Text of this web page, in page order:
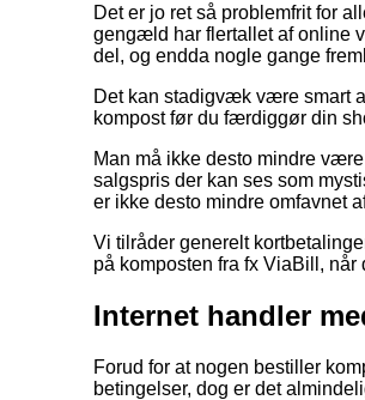
Det er jo ret så problemfrit for
gengæld har flertallet af online
del, og endda nogle gange
Det kan stadigvæk være smart
kompost før du færdiggør din
Man må ikke desto mindre
salgspris der kan ses som
er ikke desto mindre omfavnet
Vi tilråder generelt
på komposten fra fx ViaBill,
Internet handler
Forud for at nogen bestiller
betingelser, dog er det